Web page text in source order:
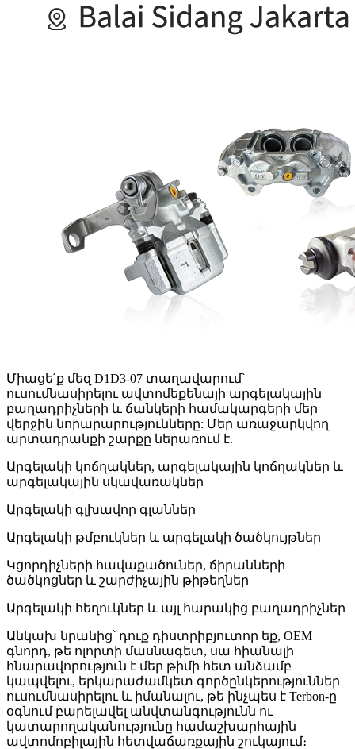
Միացե՛ք մեզ D1D3-07 տաղավարում՝
ուսումնասիրելու ավտոմեքենայի արգելակային
բաղադրիչների և ճանկերի համակարգերի մեր
վերջին նորարարությունները: Մեր առաջարկվող
արտադրանքի շարքը ներառում է.
Արգելակի կոճղակներ, արգելակային կոճղակներ և
արգելակային սկավառակներ
Արգելակի գլխավոր գլաններ
Արգելակի թմբուկներ և արգելակի ծածկույթներ
Կցորդիչների հավաքածուներ, ճիրանների
ծածկոցներ և շարժիչային թիթեղներ
Արգելակի հեղուկներ և այլ հարակից բաղադրիչներ
Անկախ նրանից՝ դուք դիստրիբյուտոր եք, OEM
գնորդ, թե ոլորտի մասնագետ, սա հիանալի
հնարավորություն է մեր թիմի հետ անձամբ
կապվելու, երկարաժամկետ գործընկերություններ
ուսումնասիրելու և իմանալու, թե ինչպես է Terbon-ը
օգնում բարելավել անվտանգությունն ու
կատարողականությունը համաշխարհային
ավտոմոբիլային հետվաճառքային շուկայում։